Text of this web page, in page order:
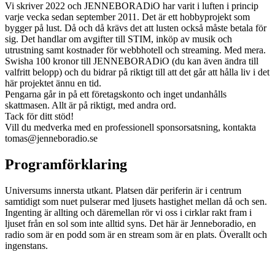
Vi skriver 2022 och JENNEBORADiO har varit i luften i princip
varje vecka sedan september 2011. Det är ett hobbyprojekt som
bygger på lust. Då och då krävs det att lusten också måste betala för
sig. Det handlar om avgifter till STIM, inköp av musik och
utrustning samt kostnader för webbhotell och streaming. Med mera.
Swisha 100 kronor till JENNEBORADiO (du kan även ändra till
valfritt belopp) och du bidrar på riktigt till att det går att hålla liv i det
här projektet ännu en tid.
Pengarna går in på ett företagskonto och inget undanhålls
skattmasen. Allt är på riktigt, med andra ord.
Tack för ditt stöd!
Vill du medverka med en professionell sponsorsatsning, kontakta
tomas@jenneboradio.se
Programförklaring
Universums innersta utkant. Platsen där periferin är i centrum
samtidigt som nuet pulserar med ljusets hastighet mellan då och sen.
Ingenting är allting och däremellan rör vi oss i cirklar rakt fram i
ljuset från en sol som inte alltid syns. Det här är Jenneboradio, en
radio som är en podd som är en stream som är en plats. Överallt och
ingenstans.